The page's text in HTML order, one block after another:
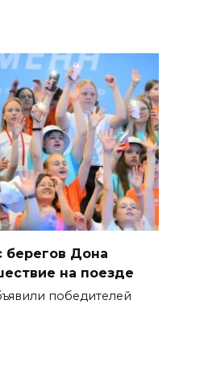
берегов Дона
на поезде
победителей